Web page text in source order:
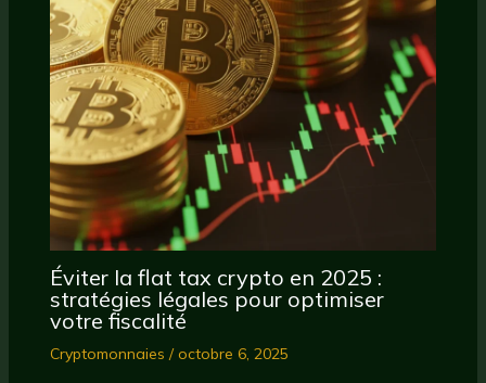
Éviter la flat tax crypto en 2025 :
stratégies légales pour optimiser
votre fiscalité
Cryptomonnaies /octobre 6, 2025